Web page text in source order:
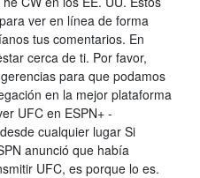
ver en línea de forma
tus comentarios. En
cerca de ti. Por favor,
para que podamos
en la mejor plataforma
UFC en ESPN+ -
cualquier lugar Si
anunció que había
UFC, es porque lo es.